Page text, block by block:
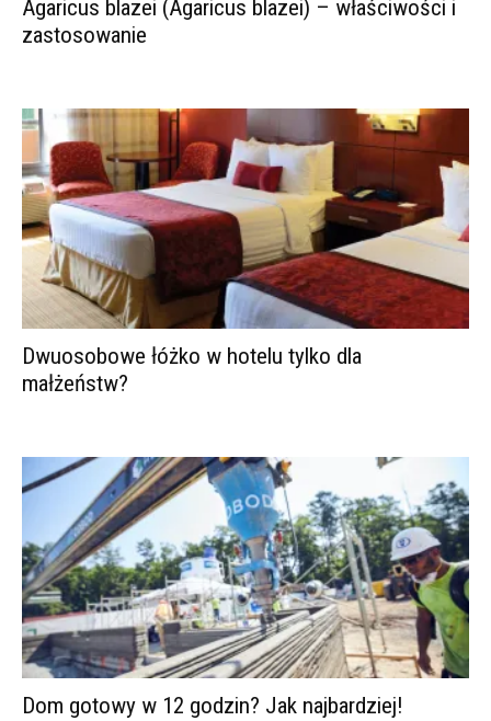
Agaricus blazei (Agaricus blazei) – właściwości i
zastosowanie
Dwuosobowe łóżko w hotelu tylko dla
małżeństw?
Dom gotowy w 12 godzin? Jak najbardziej!